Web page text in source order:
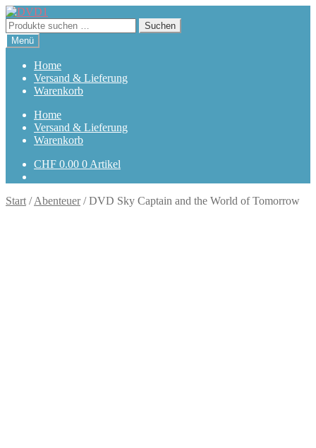
Zur
Navigation
springen
Zum
Inhalt
springen
Suchen
nach:
Suchen
Menü
Home
Versand & Lieferung
Warenkorb
Home
Versand & Lieferung
Warenkorb
CHF 0.00 0 Artikel
Start /Abenteuer/DVD Sky Captain and the World of Tomorrow